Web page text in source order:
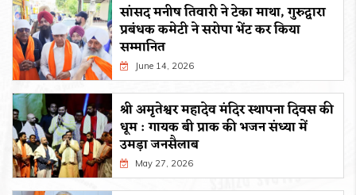
सांसद मनीष तिवारी ने टेका माथा, गुरुद्वारा
प्रबंधक कमेटी ने सरोपा भेंट कर किया
सम्मानित
June 14, 2026
श्री अमृतेश्वर महादेव मंदिर स्थापना दिवस की
धूम : गायक बी प्राक की भजन संध्या में
उमड़ा जनसैलाब
May 27, 2026